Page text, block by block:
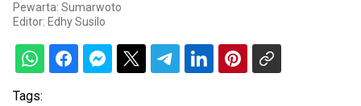
Pewarta: Sumarwoto
Editor: Edhy Susilo
Tags: